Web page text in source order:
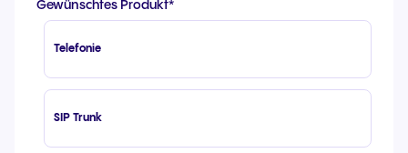
Gewünschtes Produkt*
Telefonie
SIP Trunk